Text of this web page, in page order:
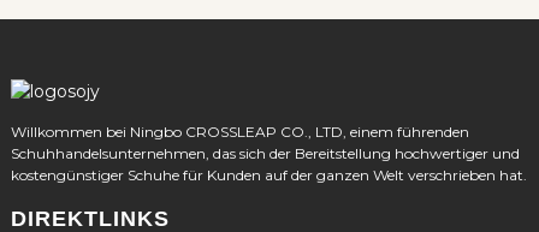
Willkommen bei Ningbo CROSSLEAP CO., LTD, einem führenden
Schuhhandelsunternehmen, das sich der Bereitstellung hochwertiger und
kostengünstiger Schuhe für Kunden auf der ganzen Welt verschrieben hat.
DIREKTLINKS